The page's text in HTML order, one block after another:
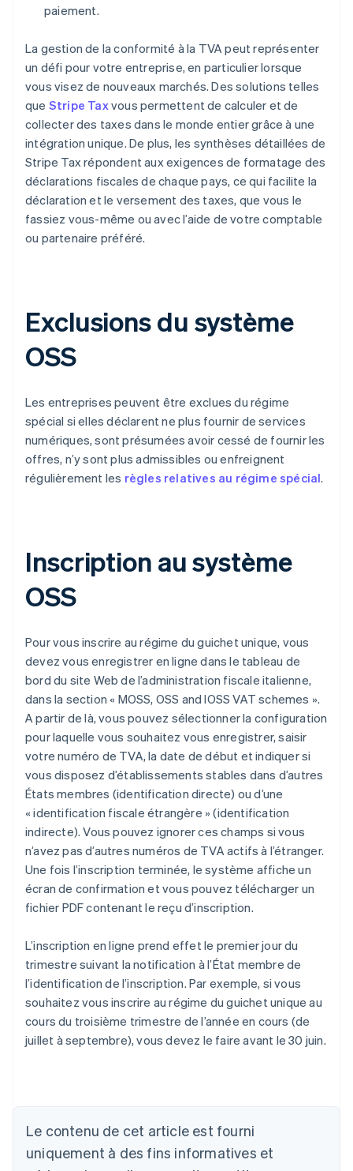
paiement.
La gestion de la conformité à la TVA peut représenter
un défi pour votre entreprise, en particulier lorsque
vous visez de nouveaux marchés. Des solutions telles
que Stripe Taxvous permettent de calculer et de
collecter des taxes dans le monde entier grâce à une
intégration unique. De plus, les synthèses détaillées de
Stripe Tax répondent aux exigences de formatage des
déclarations fiscales de chaque pays, ce qui facilite la
déclaration et le versement des taxes, que vous le
fassiez vous-même ou avec l’aide de votre comptable
ou partenaire préféré.
Exclusions du système
OSS
Les entreprises peuvent être exclues du régime
spécial si elles déclarent ne plus fournir de services
numériques, sont présumées avoir cessé de fournir les
offres, n’y sont plus admissibles ou enfreignent
régulièrement les règles relatives au régime spécial.
Inscription au système
OSS
Pour vous inscrire au régime du guichet unique, vous
devez vous enregistrer en ligne dans le tableau de
bord du site Web de l’administration fiscale italienne,
dans la section « MOSS, OSS and IOSS VAT schemes ».
A partir de là, vous pouvez sélectionner la configuration
pour laquelle vous souhaitez vous enregistrer, saisir
votre numéro de TVA, la date de début et indiquer si
vous disposez d’établissements stables dans d’autres
États membres (identification directe) ou d’une
« identification fiscale étrangère » (identification
indirecte). Vous pouvez ignorer ces champs si vous
n’avez pas d’autres numéros de TVA actifs à l’étranger.
Une fois l’inscription terminée, le système affiche un
écran de confirmation et vous pouvez télécharger un
fichier PDF contenant le reçu d’inscription.
L’inscription en ligne prend effet le premier jour du
trimestre suivant la notification à l’État membre de
l’identification de l’inscription. Par exemple, si vous
souhaitez vous inscrire au régime du guichet unique au
cours du troisième trimestre de l’année en cours (de
juillet à septembre), vous devez le faire avant le 30 juin.
Le contenu de cet article est fourni
uniquement à des fins informatives et